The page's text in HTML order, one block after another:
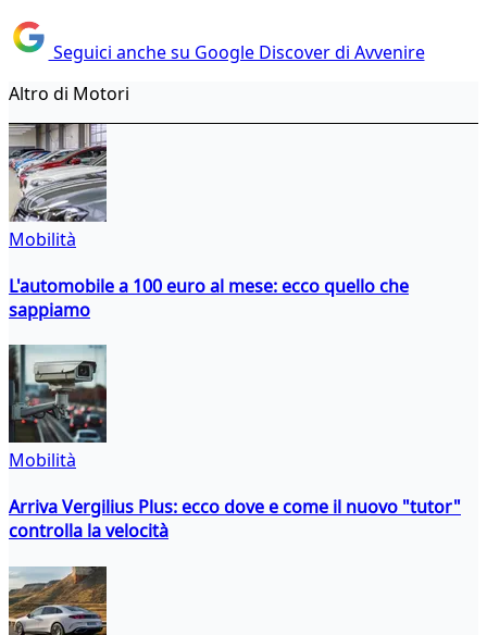
Seguici anche su Google Discover di Avvenire
Altro di Motori
Mobilità
L'automobile a 100 euro al mese: ecco quello che
sappiamo
Mobilità
Arriva Vergilius Plus: ecco dove e come il nuovo "tutor"
controlla la velocità